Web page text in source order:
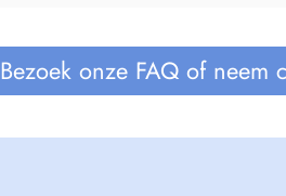
Bezoek onze FAQ of neem